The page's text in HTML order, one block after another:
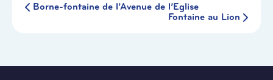
Borne-fontaine de l’Avenue de l’Eglise
Fontaine au Lion